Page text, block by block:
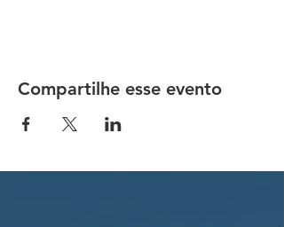
Compartilhe esse evento